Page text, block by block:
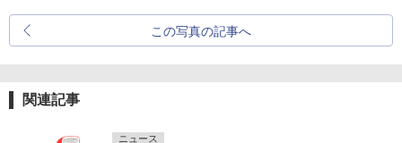
この写真の記事へ
関連記事
ニュース